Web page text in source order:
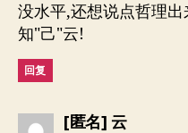
没水平,还想说点哲理
知"己"云!
回复
[匿名] 云说：